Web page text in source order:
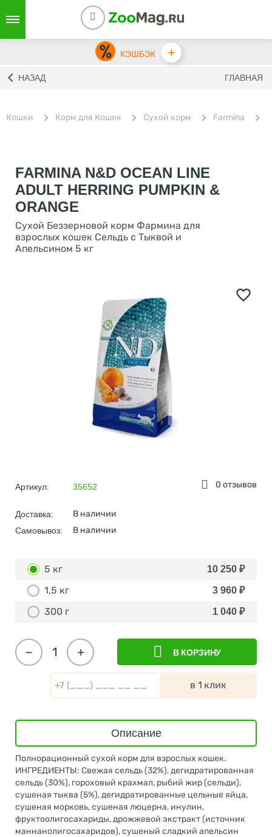
КЭШБЭК +
НАЗАД ГЛАВНАЯ
Кошки Корм для Кошек Сухой корм Farmina
FARMINA N&D OCEAN LINE
ADULT HERRING PUMPKIN &
ORANGE
Сухой Беззерновой корм Фармина для
взрослых кошек Сельдь с Тыквой и
Апельсином 5 кг
0 отзывов
Артикул: 35652
Доставка: В наличии
Самовывоз: В наличии
5 кг 10 250 ₽
1,5 кг 3 960 ₽
300 г 1 040 ₽
+
− В КОРЗИНУ
в 1 клик
Описание
Полнорационный сухой корм для взрослых кошек.
ИНГРЕДИЕНТЫ: Свежая сельдь (32%), дегидратированная
сельдь (30%), гороховый крахмал, рыбий жир (сельди),
сушеная тыква (5%), дегидратированные цельные яйца,
сушеная морковь, сушеная люцерна, инулин,
фруктоолигосахариды, дрожжевой экстракт (источник
маннанолигосахаридов), сушеный сладкий апельсин